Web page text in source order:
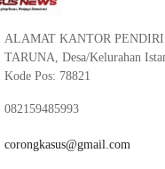
ALAMAT KANTOR
TARUNA, Desa/Kelurahan
Kode Pos: 78821
082159485993
corongkasus@gmail.com